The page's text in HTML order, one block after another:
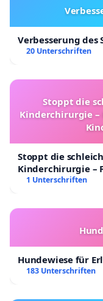
Verbesserung des
20 Unterschriften
Stoppt die
Kinderchirurgie –
Stoppt die
Kinderchirurgie –
Kinder in
1 Unterschriften
Hundewiese für
183 Unterschriften